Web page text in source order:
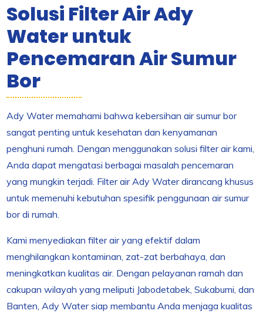
Solusi Filter Air Ady
Water untuk
Pencemaran Air Sumur
Bor
Ady Water memahami bahwa kebersihan air sumur bor
sangat penting untuk kesehatan dan kenyamanan
penghuni rumah. Dengan menggunakan solusi filter air kami,
Anda dapat mengatasi berbagai masalah pencemaran
yang mungkin terjadi. Filter air Ady Water dirancang khusus
untuk memenuhi kebutuhan spesifik penggunaan air sumur
bor di rumah.
Kami menyediakan filter air yang efektif dalam
menghilangkan kontaminan, zat-zat berbahaya, dan
meningkatkan kualitas air. Dengan pelayanan ramah dan
cakupan wilayah yang meliputi Jabodetabek, Sukabumi, dan
Banten, Ady Water siap membantu Anda menjaga kualitas